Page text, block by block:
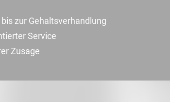
zur Gehaltsverhandlung
Service
Zusage